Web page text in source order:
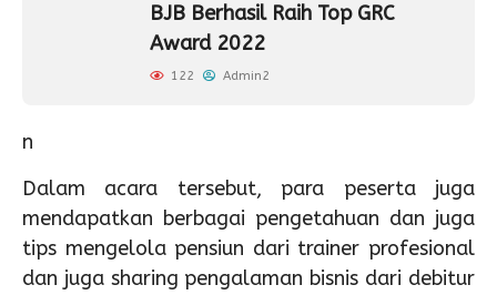
BJB Berhasil Raih Top GRC
Award 2022
122 Admin2
n
Dalam acara tersebut, para peserta juga
mendapatkan berbagai pengetahuan dan juga
tips mengelola pensiun dari trainer profesional
dan juga sharing pengalaman bisnis dari debitur